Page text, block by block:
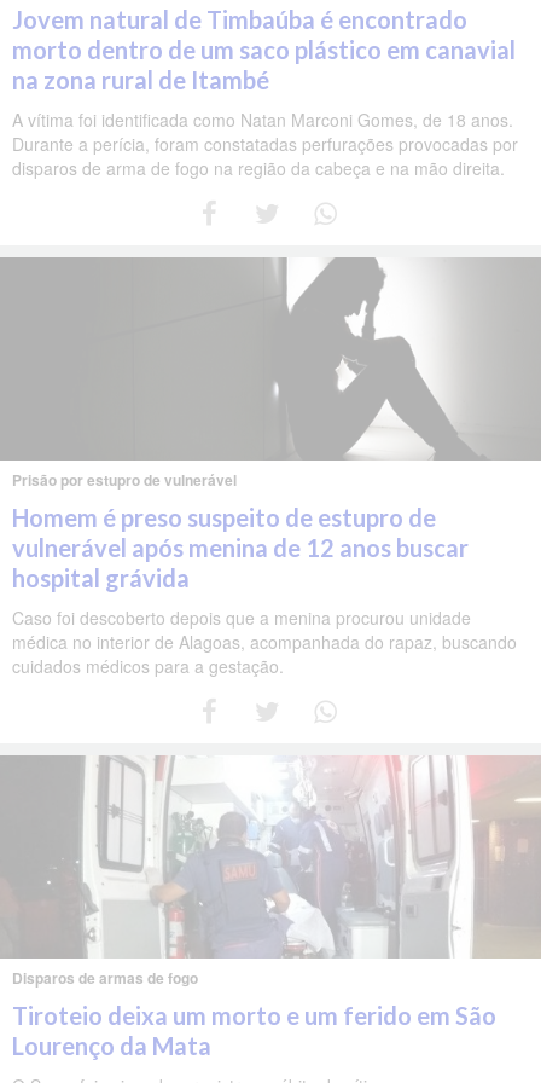
Jovem natural de Timbaúba é encontrado
morto dentro de um saco plástico em canavial
na zona rural de Itambé
A vítima foi identificada como Natan Marconi Gomes, de 18 anos.
Durante a perícia, foram constatadas perfurações provocadas por
disparos de arma de fogo na região da cabeça e na mão direita.
Prisão por estupro de vulnerável
Homem é preso suspeito de estupro de
vulnerável após menina de 12 anos buscar
hospital grávida
Caso foi descoberto depois que a menina procurou unidade
médica no interior de Alagoas, acompanhada do rapaz, buscando
cuidados médicos para a gestação.
Disparos de armas de fogo
Tiroteio deixa um morto e um ferido em São
Lourenço da Mata